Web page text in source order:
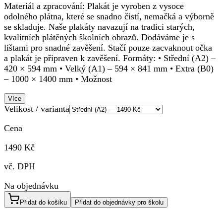
Materiál a zpracování: Plakát je vyroben z vysoce
odolného plátna, které se snadno čistí, nemačká a výborně
se skladuje. Naše plakáty navazují na tradici starých,
kvalitních plátěných školních obrazů. Dodáváme je s
lištami pro snadné zavěšení. Stačí pouze zacvaknout očka
a plakát je připraven k zavěšení. Formáty: • Střední (A2) –
420 × 594 mm • Velký (A1) – 594 × 841 mm • Extra (B0)
– 1000 × 1400 mm • Možnost
Více
Velikost / varianta
Cena
1490 Kč
vč. DPH
Na objednávku
Přidat do košíku Přidat do objednávky pro školu